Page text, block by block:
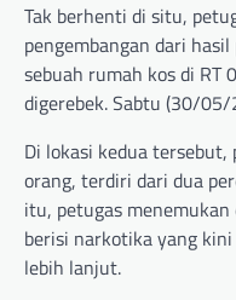
Tak berhenti di situ,
pengembangan dari
sebuah rumah kos di RT
digerebek. Sabtu (30/
Di lokasi kedua
orang, terdiri dari dua
itu, petugas
berisi narkotika yang
lebih lanjut.